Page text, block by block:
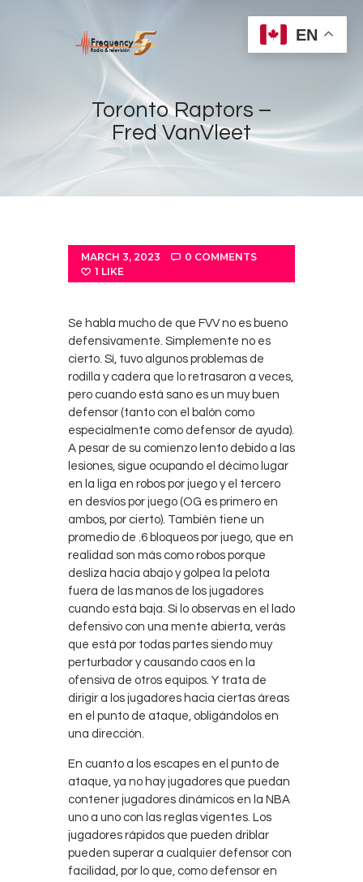
Toronto Raptors –
Fred VanVleet
Home
Radios
Shows
Sports
Events
Store
Contacts
Cine
MARCH 3, 2023 0 COMMENTS
1 LIKE
Se habla mucho de que FVV no es bueno
defensivamente. Simplemente no es
cierto. Sí, tuvo algunos problemas de
rodilla y cadera que lo retrasaron a veces,
pero cuando está sano es un muy buen
defensor (tanto con el balón como
especialmente como defensor de ayuda).
A pesar de su comienzo lento debido a las
lesiones, sigue ocupando el décimo lugar
en la liga en robos por juego y el tercero
en desvíos por juego (OG es primero en
ambos, por cierto). También tiene un
promedio de .6 bloqueos por juego, que en
realidad son más como robos porque
desliza hacia abajo y golpea la pelota
fuera de las manos de los jugadores
cuando está baja. Si lo observas en el lado
defensivo con una mente abierta, verás
que está por todas partes siendo muy
perturbador y causando caos en la
ofensiva de otros equipos. Y trata de
dirigir a los jugadores hacia ciertas áreas
en el punto de ataque, obligándolos en
una dirección.
En cuanto a los escapes en el punto de
ataque, ya no hay jugadores que puedan
contener jugadores dinámicos en la NBA
uno a uno con las reglas vigentes. Los
jugadores rápidos que pueden driblar
pueden superar a cualquier defensor con
facilidad, por lo que, como defensor en
EN